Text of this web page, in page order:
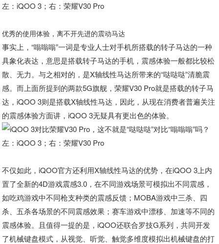
左：iQOO 3；右：荣耀V30 Pro
优秀的使用体验，离不开先进的震动马达
事实上，“嗡嗡嗡”一词是专业人士对手机所搭载的转子马达的一种
具象化表达，意思是搭载转子马达的手机，震感体验一般都比较松
散、无力。与之相对的，是X轴线性马达所带来的“哒哒哒”清脆震
感。而上面所提到的两款5G旗舰，荣耀V30 Pro就是搭载的转子马
达，iQOO 3则是搭载X轴线性马达，因此，从现在消费者普遍关注
的震感体验方面讲，iQOO 3无疑具有更出色的体验。
左：iQOO 3；右：荣耀V30 Pro
不仅如此，iQOO官方还利用X轴线性马达的优势，在iQOO 3上内
置了全新的4D游戏震感3.0，在不同游戏场景可模拟出不同震感，
如吃鸡游戏中不同枪支种类的震感反馈；MOBA游戏中三杀、四
杀、五杀各场景的不同震感效果；赛车游戏中漂移、加速等不同的
震感体验。且值得一提的是，iQOO还联合罗技G系列，共同开发
了机械键盘模式，从视觉、听觉、触觉多维度模拟出机械键盘的打